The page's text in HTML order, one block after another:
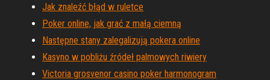
Jak znaleźć błąd w ruletce
Poker online, jak grać z małą ciemną
Następne stany zalegalizują pokera online
Kasyno w pobliżu źródeł palmowych riwiery
Victoria grosvenor casino poker harmonogram